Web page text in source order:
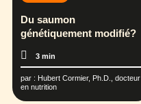
Du saumon
génétiquement modifié?
3 min
par : Hubert Cormier, Ph.D., docteur
en nutrition